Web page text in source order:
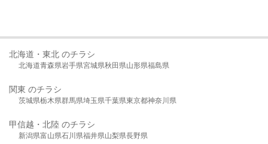
北海道・東北 のチラシ
北海道青森県岩手県宮城県秋田県山形県福島県
関東 のチラシ
茨城県栃木県群馬県埼玉県千葉県東京都神奈川県
甲信越・北陸 のチラシ
新潟県富山県石川県福井県山梨県長野県